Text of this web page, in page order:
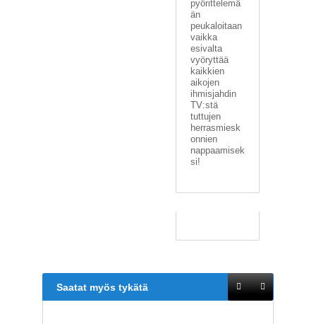
pyörittelemä
än
peukaloitaan
vaikka
esivalta
vyöryttää
kaikkien
aikojen
ihmisjahdin
TV:stä
tuttujen
herrasmiesk
onnien
nappaamisek
si!
Saatat myös tykätä